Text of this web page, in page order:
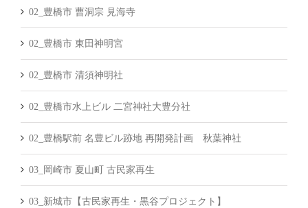
02_豊橋市 曹洞宗 見海寺
02_豊橋市 東田神明宮
02_豊橋市 清須神明社
02_豊橋市水上ビル 二宮神社大豊分社
02_豊橋駅前 名豊ビル跡地 再開発計画 秋葉神社
03_岡崎市 夏山町 古民家再生
03_新城市【古民家再生・黒谷プロジェクト】